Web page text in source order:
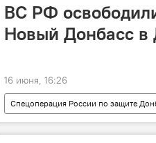
ВС РФ
Новый Донбасс
16 июня, 16:26
Спецоперация России по защите
Минобороны РФ